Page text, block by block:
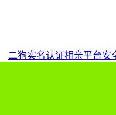
二狗实名认证相亲平台安